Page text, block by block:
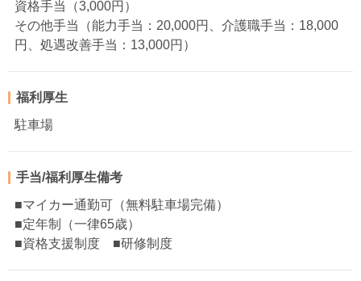
資格手当（3,000円）
その他手当（能力手当：20,000円、介護職手当：18,000
円、処遇改善手当：13,000円）
福利厚生
駐車場
手当/福利厚生備考
■マイカー通勤可（無料駐車場完備）
■定年制（一律65歳）
■資格支援制度 ■研修制度